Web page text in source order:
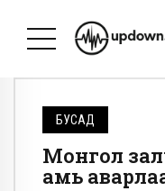
БУСАД
Монгол
амь